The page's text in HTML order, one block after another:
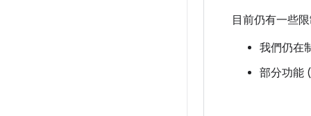
目前仍有一些
我們仍在
部分功能